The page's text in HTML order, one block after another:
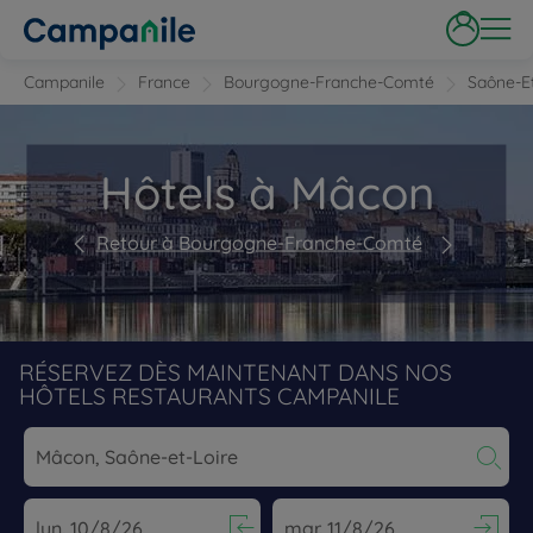
Campanile France Bourgogne-Franche-Comté Saône-
Hôtels à Mâcon
Retour à Bourgogne-Franche-Comté
RÉSERVEZ DÈS MAINTENANT DANS NOS
HÔTELS RESTAURANTS CAMPANILE